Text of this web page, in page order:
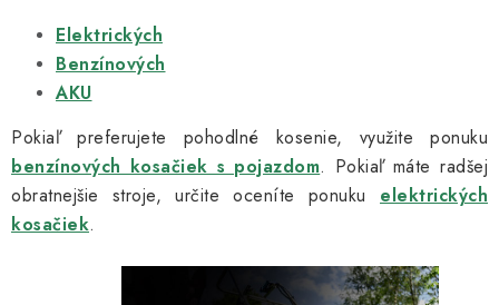
Elektrických
Benzínových
AKU
Pokiaľ preferujete pohodlné kosenie, využite ponuku
benzínových kosačiek s pojazdom. Pokiaľ máte radšej
obratnejšie stroje, určite oceníte ponuku elektrických
kosačiek.